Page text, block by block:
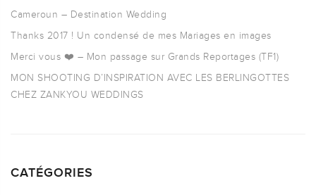
Cameroun – Destination Wedding
Thanks 2017 ! Un condensé de mes Mariages en images
Merci vous ❤️ – Mon passage sur Grands Reportages (TF1)
MON SHOOTING D’INSPIRATION AVEC LES BERLINGOTTES
CHEZ ZANKYOU WEDDINGS
CATÉGORIES